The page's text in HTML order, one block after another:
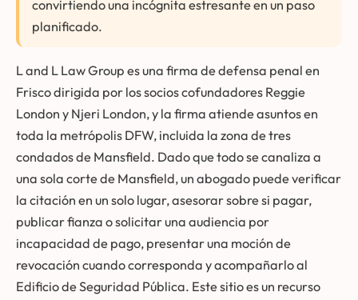
convirtiendo una incógnita estresante en un paso
planificado.
L and L Law Group es una firma de defensa penal en
Frisco dirigida por los socios cofundadores Reggie
London y Njeri London, y la firma atiende asuntos en
toda la metrópolis DFW, incluida la zona de tres
condados de Mansfield. Dado que todo se canaliza a
una sola corte de Mansfield, un abogado puede verificar
la citación en un solo lugar, asesorar sobre si pagar,
publicar fianza o solicitar una audiencia por
incapacidad de pago, presentar una moción de
revocación cuando corresponda y acompañarlo al
Edificio de Seguridad Pública. Este sitio es un recurso